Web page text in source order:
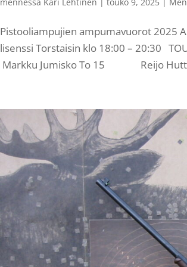
Pistooliampujien ampumavuorot 2025
lisenssi Torstaisin klo 18:00 –
Markku Jumisko To 15 Reijo